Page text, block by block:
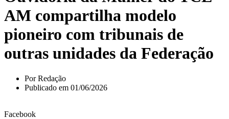
AM compartilha modelo
pioneiro com tribunais de
outras unidades da Federação
PorRedação
Publicado em 01/06/2026
Facebook